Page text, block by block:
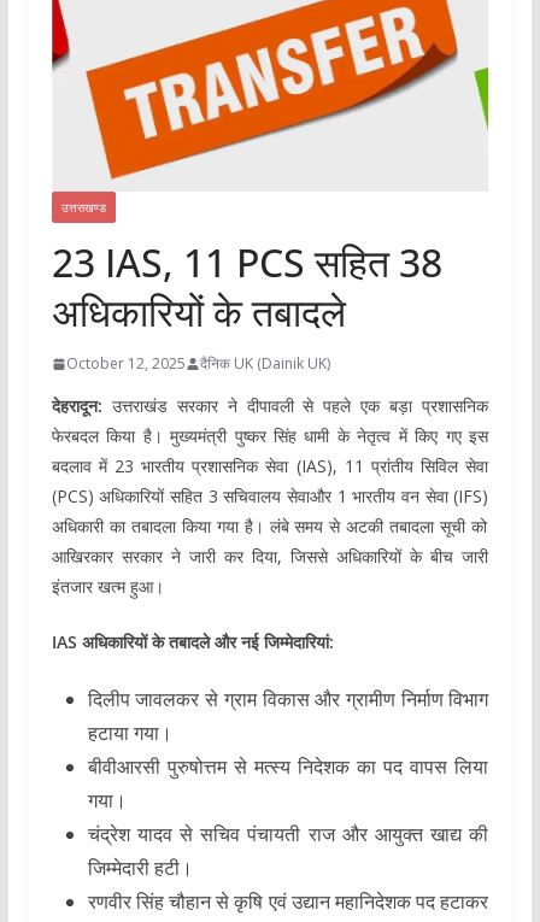
उत्तराखण्ड
23 IAS, 11 PCS सहित 38
अधिकारियों के तबादले
October 12, 2025 दैनिक UK (Dainik UK)
देहरादून: उत्तराखंड सरकार ने दीपावली से पहले एक बड़ा प्रशासनिक
फेरबदल किया है। मुख्यमंत्री पुष्कर सिंह धामी के नेतृत्व में किए गए इस
बदलाव में 23 भारतीय प्रशासनिक सेवा (IAS), 11 प्रांतीय सिविल सेवा
(PCS) अधिकारियों सहित 3 सचिवालय सेवाऔर 1 भारतीय वन सेवा (IFS)
अधिकारी का तबादला किया गया है। लंबे समय से अटकी तबादला सूची को
आखिरकार सरकार ने जारी कर दिया, जिससे अधिकारियों के बीच जारी
इंतजार खत्म हुआ।
IAS अधिकारियों के तबादले और नई जिम्मेदारियां:
दिलीप जावलकरसे ग्राम विकास और ग्रामीण निर्माण विभाग
हटाया गया।
बीवीआरसी पुरुषोत्तमसे मत्स्य निदेशक का पद वापस लिया
गया।
चंद्रेश यादवसे सचिव पंचायती राज और आयुक्त खाद्य की
जिम्मेदारी हटी।
रणवीर सिंह चौहानसे कृषि एवं उद्यान महानिदेशक पद हटाकर